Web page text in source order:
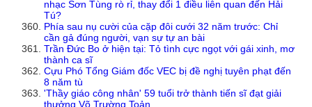
nhạc Sơn Tùng rò rỉ, thay đổi 1 điều liên quan đến Hải
Tú?
Phía sau nụ cười của cặp đôi cưới 32 năm trước: Chỉ
cần gả đúng người, vạn sự tự an bài
Trần Đức Bo ở hiện tại: Tỏ tình cực ngọt với gái xinh, mơ
thành ca sĩ
Cựu Phó Tổng Giám đốc VEC bị đề nghị tuyên phạt đến
8 năm tù
'Thầy giáo công nhân' 59 tuổi trở thành tiến sĩ đạt giải
thưởng Võ Trường Toản